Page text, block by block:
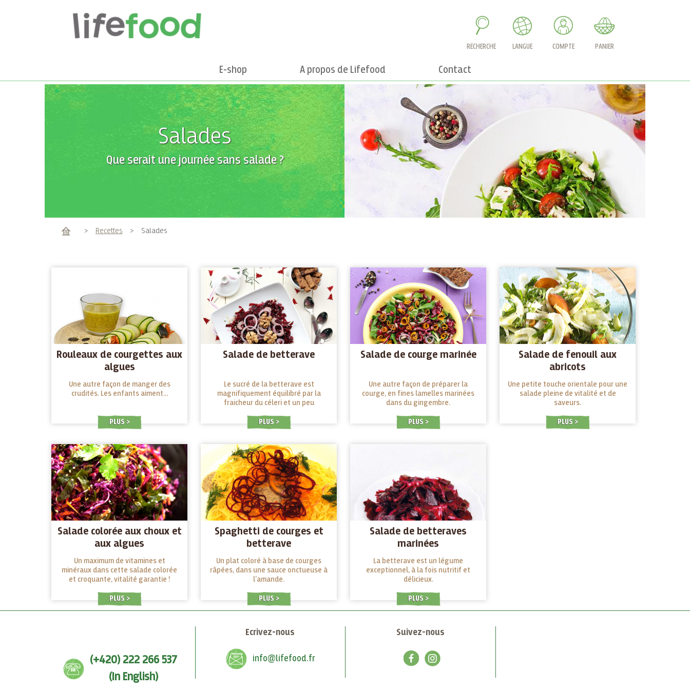
RECHERCHE LANGUE COMPTE PANIER
E-shop A propos de Lifefood Contact
Salades
Que serait une journée sans salade ?
Accueil > Recettes > Salades
Rouleaux de courgettes aux
algues
Une autre façon de manger des
crudités. Les enfants aiment...
PLUS
Salade de betterave
Le sucré de la betterave est
magnifiquement équilibré par la
fraicheur du céleri et un peu
crackers..
PLUS
Salade de courge marinée
Une autre façon de préparer la
courge, en fines lamelles marinées
dans du gingembre.
PLUS
Salade de fenouil aux
abricots
Une petite touche orientale pour une
salade pleine de vitalité et de
saveurs.
PLUS
Salade colorée aux choux et
aux algues
Un maximum de vitamines et
minéraux dans cette salade colorée
et croquante, vitalité garantie !
PLUS
Spaghetti de courges et
betterave
Un plat coloré à base de courges
râpées, dans une sauce onctueuse à
l'amande.
PLUS
Salade de betteraves
marinées
La betterave est un légume
exceptionnel, à la fois nutritif et
délicieux.
PLUS
(+420) 222 266 537
(In English)
Ecrivez-nous
info@lifefood.fr
Suivez-nous